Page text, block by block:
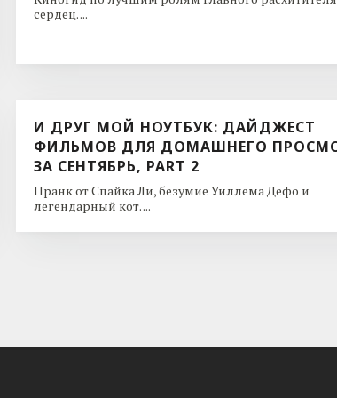
сердец. ...
И ДРУГ МОЙ НОУТБУК: ДАЙДЖЕСТ
ФИЛЬМОВ ДЛЯ ДОМАШНЕГО
ЗА СЕНТЯБРЬ, PART 2
Пранк от Спайка Ли, безумие Уиллема Дефо и
легендарный кот. ...